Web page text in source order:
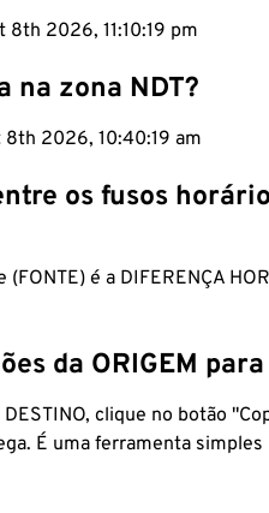
8th 2026, 11:10:20 pm
na zona NDT?
8th 2026, 10:40:20 am
os fusos
é a DIFERENÇA
da ORIGEM para
clique no botão
É uma ferramenta